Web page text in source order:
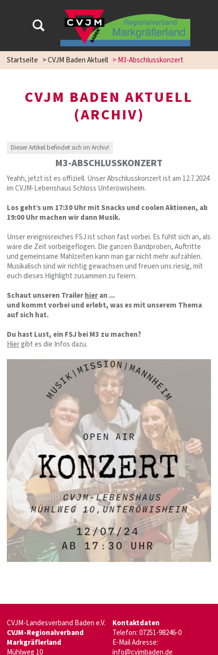
Startseite >CVJM Baden Aktuell >M3-Abschlusskonzert
CVJM BADEN AKTUELL
(ARCHIV)
Dieser Artikel befindet sich im Archiv!
M3-ABSCHLUSSKONZERT
Yeahh, jetzt ist es offiziell. Unser Abschlusskonzert ist am 12.7.2024
im CVJM-Lebenshaus Schloss Unteröwisheim.
Los geht’s um 17:30 Uhr mit Snacks und coolen Aktionen, ab
19:00 Uhr machen wir dann Musik.
Unser ereignisreiches FSJ ist schon fast vorbei. Es fühlt sich an, als
wäre die Zeit vorbeigeflogen. Die ganzen Bandproben, Auftritte
und gemeinsame Mahlzeiten kann man gar nicht mehr aufzählen.
Musikalisch sind wir richtig gewachsen und freuen uns riesig, mit
euch dieses Highlight zusammen zu feiern.
Schaut unseren Trailerhieran ...
und kommt vorbei und erlebt, was es mit unserem Thema
auf sich hat.
Du hast Lust, ein FSJ bei M3 zu machen?
Hiergibt es die Infos dazu.
CVJM-Landesverband Baden e.V.
CVJM-Regionalverband
Markgräflerland
Mühlweg 10
Kontaktdaten
Telefon: 07251-98246-0
E-Mail Adresse:
info@cvjmbaden.de